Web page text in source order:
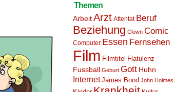
Themen
ArbeitArzt Attentat Beruf
Beziehung Clown Comic
Computer Essen Fernsehen
Film Filmtitel Flatulenz
Fussball Geburt Gott Huhn
Internet James Bond John Holmes